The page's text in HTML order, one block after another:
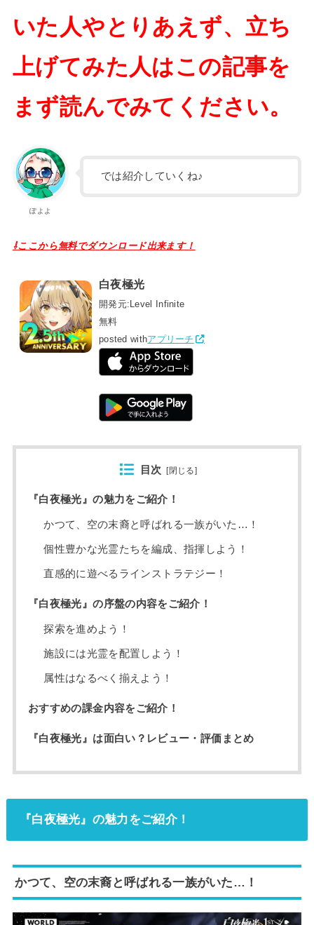
いた人やとりあえず、立ち
上げてみた人はこの記事を
まず読んでみてください。
ぽよよ
では紹介していくね♪
⇩ここから無料でダウンロード出来ます！
白夜極光
開発元: Level Infinite
無料
posted withアプリーチ
目次 [閉じる]
『白夜極光』の魅力をご紹介！
かつて、空の末裔と呼ばれる一族がいた…！
個性豊かな光霊たちを編成、指揮しよう！
直感的に遊べるラインストラテジー！
『白夜極光』の序盤の内容をご紹介！
探索を進めよう！
施設には光霊を配置しよう！
属性はなるべく揃えよう！
おすすめの課金内容をご紹介！
『白夜極光』は面白い？レビュー・評価まとめ
『白夜極光』の魅力をご紹介！
かつて、空の末裔と呼ばれる一族がいた…！